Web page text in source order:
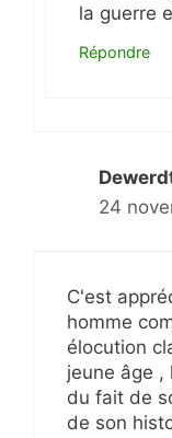
la guerre
Répondre
24
C'est
homme
élocution
jeune âge ,
du fait de
de son